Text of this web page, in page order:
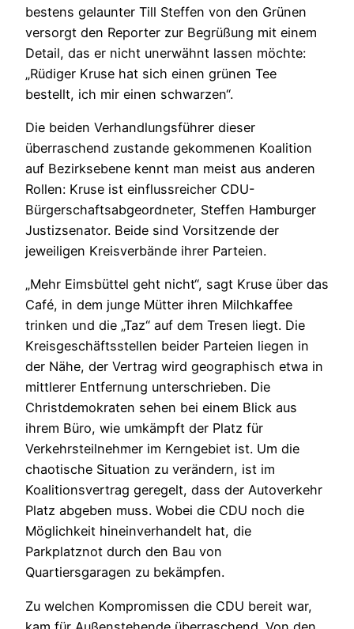
bestens gelaunter Till Steffen von den Grünen
versorgt den Reporter zur Begrüßung mit einem
Detail, das er nicht unerwähnt lassen möchte:
„Rüdiger Kruse hat sich einen grünen Tee
bestellt, ich mir einen schwarzen“.
Die beiden Verhandlungsführer dieser
überraschend zustande gekommenen Koalition
auf Bezirksebene kennt man meist aus anderen
Rollen: Kruse ist einflussreicher CDU-
Bürgerschaftsabgeordneter, Steffen Hamburger
Justizsenator. Beide sind Vorsitzende der
jeweiligen Kreisverbände ihrer Parteien.
„Mehr Eimsbüttel geht nicht“, sagt Kruse über das
Café, in dem junge Mütter ihren Milchkaffee
trinken und die „Taz“ auf dem Tresen liegt. Die
Kreisgeschäftsstellen beider Parteien liegen in
der Nähe, der Vertrag wird geographisch etwa in
mittlerer Entfernung unterschrieben. Die
Christdemokraten sehen bei einem Blick aus
ihrem Büro, wie umkämpft der Platz für
Verkehrsteilnehmer im Kerngebiet ist. Um die
chaotische Situation zu verändern, ist im
Koalitionsvertrag geregelt, dass der Autoverkehr
Platz abgeben muss. Wobei die CDU noch die
Möglichkeit hineinverhandelt hat, die
Parkplatznot durch den Bau von
Quartiersgaragen zu bekämpfen.
Zu welchen Kompromissen die CDU bereit war,